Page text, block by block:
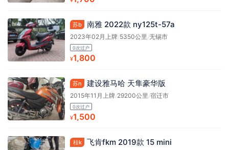
苏b 南雅 2022款 ny125t-57a
2023年02月上牌/5350公里/无锡市
0次过户
¥1,800
苏n 建设雅马哈 天隼豪华版
2015年11月上牌/29200公里/宿迁市
0次过户
¥1,500
桂k 飞肯fkm 2019款 15 mini